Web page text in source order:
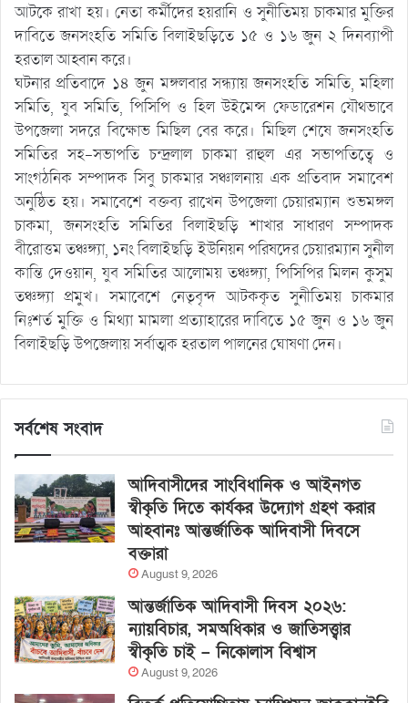
আটকে রাখা হয়। নেতা কর্মীদের হয়রানি ও সুনীতিময় চাকমার মুক্তির
দাবিতে জনসংহতি সমিতি বিলাইছড়িতে ১৫ ও ১৬ জুন ২ দিনব্যাপী
হরতাল আহ্বান করে।
ঘটনার প্রতিবাদে ১৪ জুন মঙ্গলবার সন্ধ্যায় জনসংহতি সমিতি, মহিলা
সমিতি, যুব সমিতি, পিসিপি ও হিল উইমেন্স ফেডারেশন যৌথভাবে
উপজেলা সদরে বিক্ষোভ মিছিল বের করে। মিছিল শেষে জনসংহতি
সমিতির সহ-সভাপতি চন্দ্রলাল চাকমা রাহুল এর সভাপতিত্বে ও
সাংগঠনিক সম্পাদক সিবু চাকমার সঞ্চালনায় এক প্রতিবাদ সমাবেশ
অনুষ্ঠিত হয়। সমাবেশে বক্তব্য রাখেন উপজেলা চেয়ারম্যান শুভমঙ্গল
চাকমা, জনসংহতি সমিতির বিলাইছড়ি শাখার সাধারণ সম্পাদক
বীরোত্তম তঞ্চঙ্গ্যা, ১নং বিলাইছড়ি ইউনিয়ন পরিষদের চেয়ারম্যান সুনীল
কান্তি দেওয়ান, যুব সমিতির আলোময় তঞ্চঙ্গ্যা, পিসিপির মিলন কুসুম
তঞ্চঙ্গ্যা প্রমুখ। সমাবেশে নেতৃবৃন্দ আটককৃত সুনীতিময় চাকমার
নিঃশর্ত মুক্তি ও মিথ্যা মামলা প্রত্যাহারের দাবিতে ১৫ জুন ও ১৬ জুন
বিলাইছড়ি উপজেলায় সর্বাত্মক হরতাল পালনের ঘোষণা দেন।
সর্বশেষ সংবাদ
আদিবাসীদের সাংবিধানিক ও আইনগত
স্বীকৃতি দিতে কার্যকর উদ্যোগ গ্রহণ করার
আহবানঃ আন্তর্জাতিক আদিবাসী দিবসে
বক্তারা
August 9, 2026
আন্তর্জাতিক আদিবাসী দিবস ২০২৬:
ন্যায়বিচার, সমঅধিকার ও জাতিসত্ত্বার
স্বীকৃতি চাই – নিকোলাস বিশ্বাস
August 9, 2026